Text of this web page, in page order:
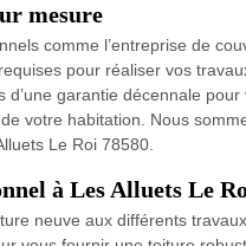
mesure
comme l’entreprise de
pour réaliser vos
d’une garantie décennale
votre habitation. Nous
Le Roi 78580.
à Les Alluets Le
neuve aux différents